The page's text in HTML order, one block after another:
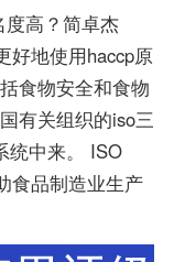
度高？简卓杰
好地使用haccp原
食物安全和食物
有关组织的iso三
统中来。 ISO
食品制造业生产